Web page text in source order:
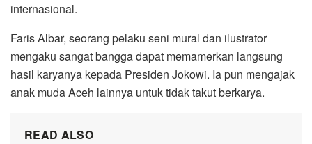
internasional.
Faris Albar, seorang pelaku seni mural dan ilustrator
mengaku sangat bangga dapat memamerkan langsung
hasil karyanya kepada Presiden Jokowi. Ia pun mengajak
anak muda Aceh lainnya untuk tidak takut berkarya.
READ ALSO